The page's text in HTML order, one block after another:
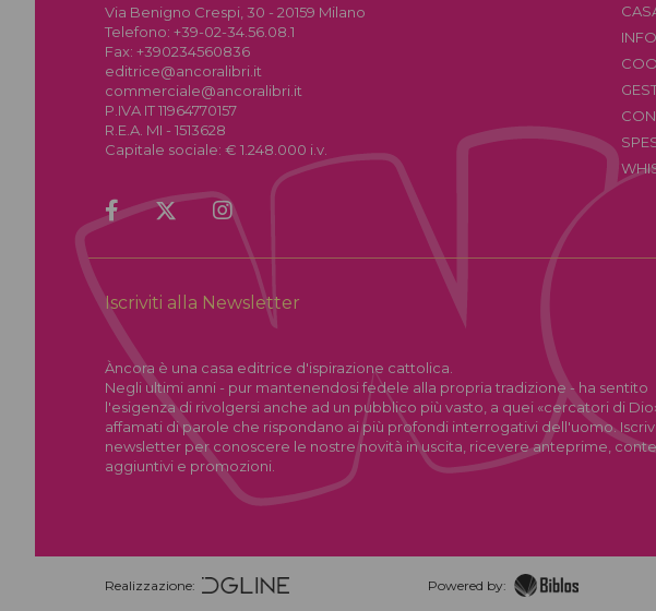
Via Benigno Crespi, 30 - 20159 Milano
Telefono: +39-02-34.56.08.1
Fax: +390234560836
editrice@ancoralibri.it
commerciale@ancoralibri.it
P.IVA IT 11964770157
R.E.A. MI - 1513628
Capitale sociale: € 1.248.000 i.v.
Iscriviti alla Newsletter
Àncora è una casa editrice d'ispirazione cattolica.
Negli ultimi anni - pur mantenendosi fedele alla propria tradizione - ha sentito
l'esigenza di rivolgersi anche ad un pubblico più vasto, a quei «cercatori di
affamati di parole che rispondano ai più profondi interrogativi dell'uomo.
newsletter per conoscere le nostre novità in uscita, ricevere anteprime,
aggiuntivi e promozioni.
Realizzazione: Powered by: